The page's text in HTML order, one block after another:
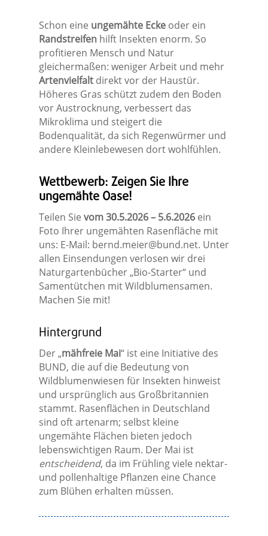
Schon eine ungemähte Eckeoder ein
Randstreifenhilft Insekten enorm. So
profitieren Mensch und Natur
gleichermaßen: weniger Arbeit und mehr
Artenvielfaltdirekt vor der Haustür.
Höheres Gras schützt zudem den Boden
vor Austrocknung, verbessert das
Mikroklima und steigert die
Bodenqualität, da sich Regenwürmer und
andere Kleinlebewesen dort wohlfühlen.
Wettbewerb: Zeigen Sie Ihre
ungemähte Oase!
Teilen Sie vom 30.5.2026 – 5.6.2026ein
Foto Ihrer ungemähten Rasenfläche mit
uns: E-Mail: bernd.meier@bund.net. Unter
allen Einsendungen verlosen wir drei
Naturgartenbücher „Bio-Starter“ und
Samentütchen mit Wildblumensamen.
Machen Sie mit!
Hintergrund
Der „mähfreie Mai“ ist eine Initiative des
BUND, die auf die Bedeutung von
Wildblumenwiesen für Insekten hinweist
und ursprünglich aus Großbritannien
stammt. Rasenflächen in Deutschland
sind oft artenarm; selbst kleine
ungemähte Flächen bieten jedoch
lebenswichtigen Raum. Der Mai ist
entscheidend, da im Frühling viele nektar-
und pollenhaltige Pflanzen eine Chance
zum Blühen erhalten müssen.